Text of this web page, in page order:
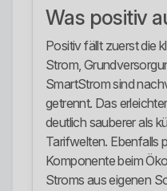
Was positiv
Positiv fällt zuerst die
Strom,
SmartStrom sind
getrennt. Das
deutlich sauberer als
Tarifwelten. Ebenfalls
Komponente beim
Stroms aus eigenen